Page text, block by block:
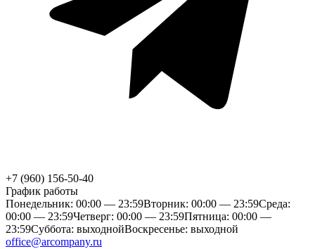
+7 (960) 156-50-40
График работы
Понедельник: 00:00 — 23:59Вторник: 00:00 — 23:59Среда:
00:00 — 23:59Четверг: 00:00 — 23:59Пятница: 00:00 —
23:59Суббота: выходнойВоскресенье: выходной
office@arcompany.ru